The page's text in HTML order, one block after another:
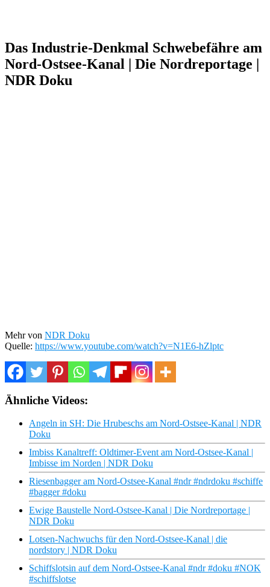
Das Industrie-Denkmal Schwebefähre am
Nord-Ostsee-Kanal | Die Nordreportage |
NDR Doku
Mehr von NDR Doku
Quelle: https://www.youtube.com/watch?v=N1E6-hZlptc
Ähnliche Videos:
Angeln in SH: Die Hrubeschs am Nord-Ostsee-Kanal | NDR
Doku
Imbiss Kanaltreff: Oldtimer-Event am Nord-Ostsee-Kanal |
Imbisse im Norden | NDR Doku
Riesenbagger am Nord-Ostsee-Kanal #ndr #ndrdoku #schiffe
#bagger #doku
Ewige Baustelle Nord-Ostsee-Kanal | Die Nordreportage |
NDR Doku
Lotsen-Nachwuchs für den Nord-Ostsee-Kanal | die
nordstory | NDR Doku
Schiffslotsin auf dem Nord-Ostsee-Kanal #ndr #doku #NOK
#schiffslotse